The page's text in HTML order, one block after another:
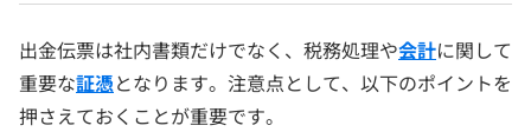
出金伝票は社内書類だけでなく、税務処理や会計に関して
重要な証憑となります。注意点として、以下のポイントを
押さえておくことが重要です。